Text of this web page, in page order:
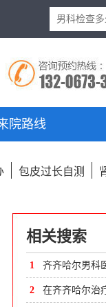
院路线
包皮过长自测
相关搜索
1 齐齐哈尔男科
2 在齐齐哈尔治